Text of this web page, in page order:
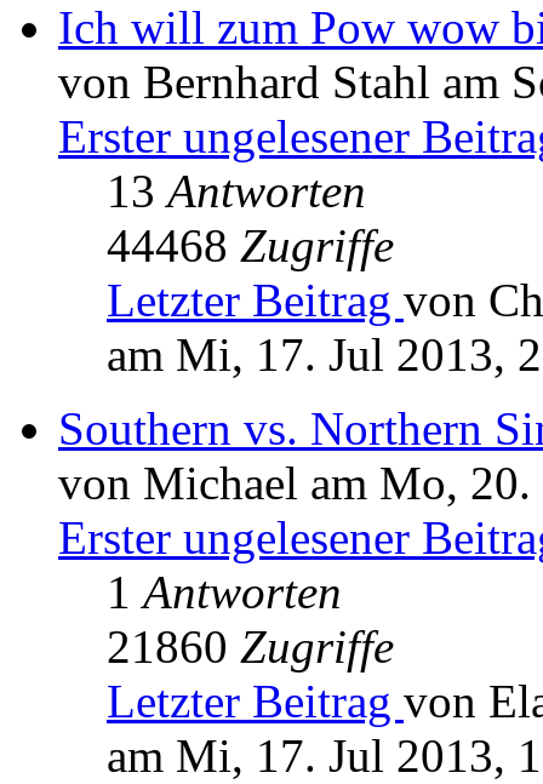
Ich will zum Pow wow
von Bernhard Stahl am
Erster ungelesener
13Antworten
44468 Zugriffe
Letzter Beitrag von
am Mi, 17. Jul 2013,
Southern vs. Northern
von Michael am Mo,
Erster ungelesener
1Antworten
21860 Zugriffe
Letzter Beitrag von
am Mi, 17. Jul 2013,